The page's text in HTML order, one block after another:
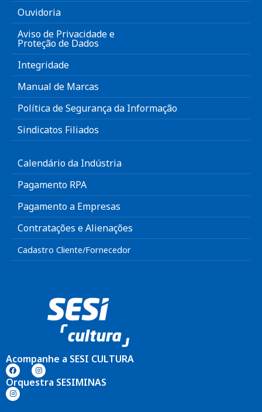
Ouvidoria
Aviso de Privacidade e
Proteção de Dados
Integridade
Manual de Marcas
Política de Segurança da Informação
Sindicatos Filiados
Calendário da Indústria
Pagamento RPA
Pagamento a Empresas
Contratações e Alienações
Cadastro Cliente/Fornecedor
Acompanhe a SESI CULTURA
Orquestra SESIMINAS